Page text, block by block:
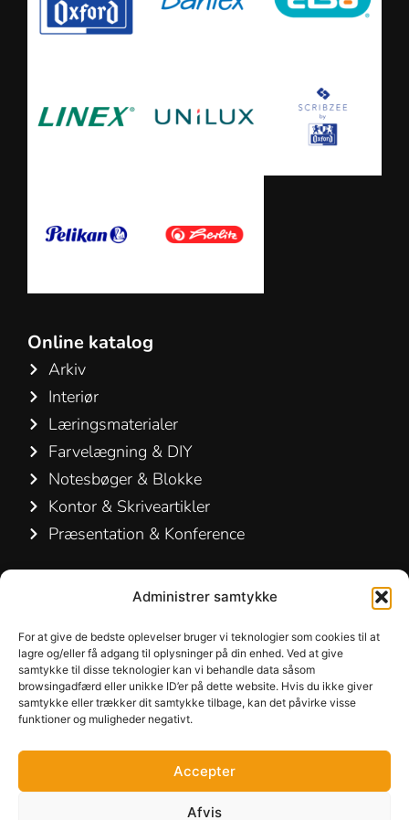
Administrer samtykke
For at give de bedste oplevelser bruger vi teknologier som cookies til at
lagre og/eller få adgang til oplysninger på din enhed. Ved at give
samtykke til disse teknologier kan vi behandle data såsom
browsingadfærd eller unikke ID’er på dette website. Hvis du ikke giver
samtykke eller trækker dit samtykke tilbage, kan det påvirke visse
funktioner og muligheder negativt.
Accepter
Afvis
Online katalog
Arkiv
Interiør
Læringsmaterialer
Farvelægning & DIY
Notesbøger & Blokke
Kontor & Skriveartikler
Præsentation & Konference
Hirsemarken 5, st. th.
3520 Farum
Danmark
+45 48 16 50 00
info-dk@hamelinbrands.com